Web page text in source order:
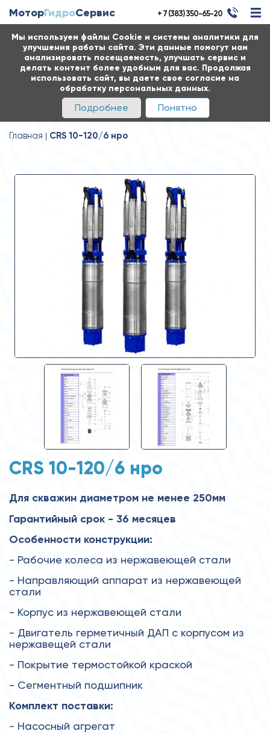
Мы используем файлы Cookie и системы аналитики для
улучшения работы сайта. Эти данные помогут нам
анализировать посещаемость, улучшать сервис и
делать контент более удобным для вас. Продолжая
использовать сайт, вы даете свое согласие на
обработку персональных данных.
Подробнее Понятно
МоторГидроСервис + 7 (383) 350-65-20
Главная CRS 10-120/6 нро
CRS 10-120/6 нро
Для скважин диаметром не менее 250мм
Гарантийный срок - 36 месяцев
Особенности конструкции:
- Рабочие колеса из нержавеющей стали
- Направляющий аппарат из нержавеющей
стали
- Корпус из нержавеющей стали
- Двигатель герметичный ДАП с корпусом из
нержавещей стали
- Покрытие термостойкой краской
- Сегментный подшипник
Комплект поставки:
- Насосный агрегат